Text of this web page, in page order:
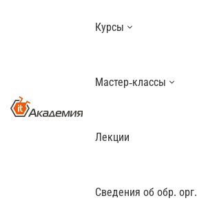
Курсы
Мастер-классы
Лекции
Сведения об обр. орг.